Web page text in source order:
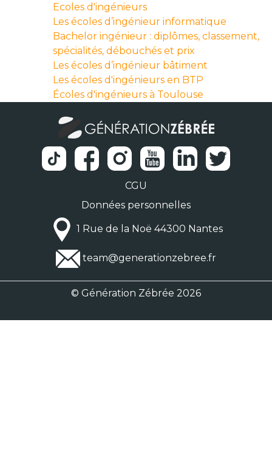
Ecoles d'ingénieurs
Les écoles d’ingénieur informatique
Bachelor ingénieur : diplômes, classement,
spécialités, débouchés et prix
Les écoles d’ingénieur bâtiment
Les écoles d'ingénieurs en BTP
Écoles d'ingénieurs à Toulouse
CGU
Données personnelles
1 Rue de la Noë 44300 Nantes
team@generationzebree.fr
© Génération Zébrée 2026